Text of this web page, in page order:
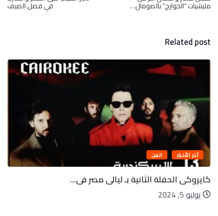
مليشيات “الخوارج” بالصومال… في فصل الصيف
Related post
آخر الأخبار الفن
كايروكى الحفلة الثانية بـ ليالى مصر فى...
يوليو 5, 2024